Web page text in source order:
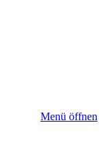
Menü öffnen